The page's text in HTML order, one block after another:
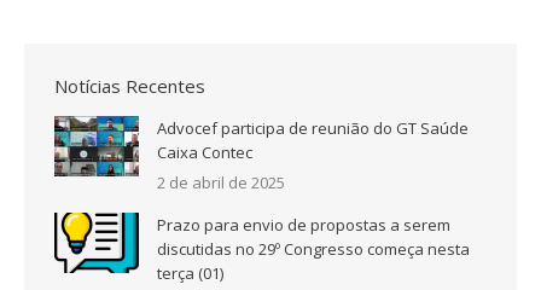
Notícias Recentes
Advocef participa de reunião do GT Saúde
Caixa Contec
2 de abril de 2025
Prazo para envio de propostas a serem
discutidas no 29º Congresso começa nesta
terça (01)